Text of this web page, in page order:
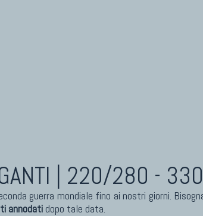
| 220/280 -
guerra mondiale fino ai nostri giorni.
annodati dopo tale data.